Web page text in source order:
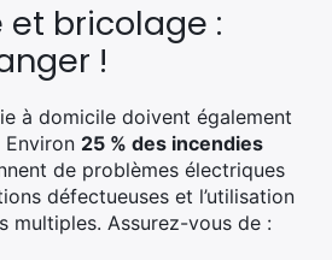
et bricolage :
!
à domicile doivent également
25 % des incendies
de problèmes électriques
défectueuses et l’utilisation
multiples. Assurez-vous de :